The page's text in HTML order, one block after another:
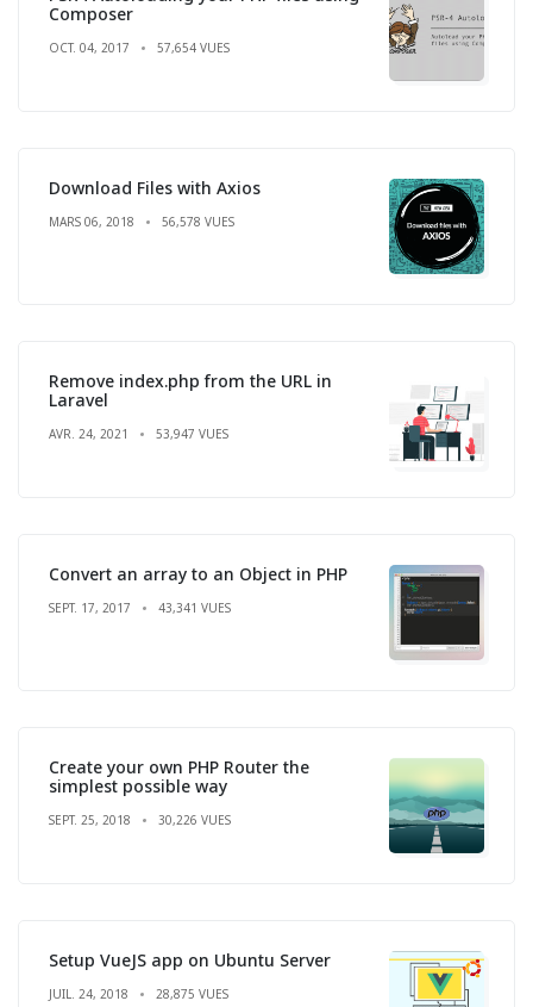
Composer
OCT. 04, 2017 57,654 VUES
Download Files with Axios
MARS 06, 2018 56,578 VUES
Remove index.php from the URL in
Laravel
AVR. 24, 2021 53,947 VUES
Convert an array to an Object in PHP
SEPT. 17, 2017 43,341 VUES
Create your own PHP Router the
simplest possible way
SEPT. 25, 2018 30,226 VUES
Setup VueJS app on Ubuntu Server
JUIL. 24, 2018 28,875 VUES